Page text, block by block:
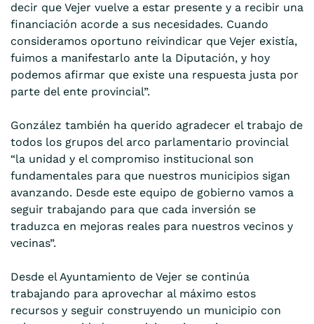
decir que Vejer vuelve a estar presente y a recibir una
financiación acorde a sus necesidades. Cuando
consideramos oportuno reivindicar que Vejer existía,
fuimos a manifestarlo ante la Diputación, y hoy
podemos afirmar que existe una respuesta justa por
parte del ente provincial”.
González también ha querido agradecer el trabajo de
todos los grupos del arco parlamentario provincial
“la unidad y el compromiso institucional son
fundamentales para que nuestros municipios sigan
avanzando. Desde este equipo de gobierno vamos a
seguir trabajando para que cada inversión se
traduzca en mejoras reales para nuestros vecinos y
vecinas”.
Desde el Ayuntamiento de Vejer se continúa
trabajando para aprovechar al máximo estos
recursos y seguir construyendo un municipio con